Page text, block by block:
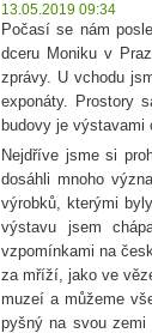
13.05.2019 09:34
Počasí se nám
dceru Moniku v
zprávy. U vchodu
exponáty. Prostory
budovy je výstavami
Nejdříve jsme si
dosáhli mnoho
výrobků, kterými
výstavu jsem
vzpomínkami na
za mříží, jako ve
muzeí a můžeme
pyšný na svou zemi